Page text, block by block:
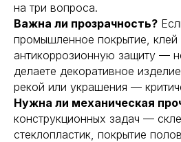
на три вопроса.
Важна ли прозрачность?
промышленное покрытие, клей
антикоррозионную защиту —
делаете декоративное
рекой или украшения —
Нужна ли механическая
конструкционных задач —
стеклопластик, покрытие